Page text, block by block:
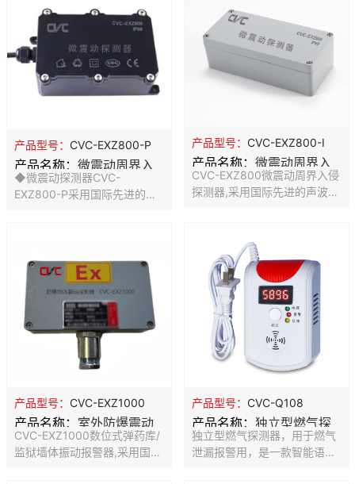
题，测量精度更高，响应速度
更快。
更高，响应速度更快。采用瑞
士进口二代传感器探头，确保
产品优异的测量性能。RS485
信号输出，通信距离最大可达
1200 米（实测）。
产品型号： CVC-EXZ800-P
产品名称： 微震动周界入
侵探测器
◆微震动探测器CVC-
EXZ800-P采用国际先进的声
高出普通产品1倍；同时经过特
殊设计的滤波技术，能更有效
防止打雷、鞭炮及其他干扰因
素的影响，大大降低误报现
象。 ◆扛高压设计，抗严寒和
高温，适应野外复杂环境安
装，稳定可靠，可识别风雨天
砸、钻、撬等被破坏的设备，
（如玻璃、钢板、及钢板所制
造的设备）；专业为周界栅栏
墙体，弹药库墙体，博物馆文
产品型号： CVC-EXZ800-I
产品名称： 微震动周界入
侵报警器
CVC-EXZ800微震动周界入侵
探测器,采用国际先进的声波传
高侦测灵敏度比一般高出1倍,
再经过特别设计的滤波器,彻底
防止打雷、鞭炮及汽车喇叭等
干扰因素,大大降低误报现象。
本产品适用于所有经过震动破
坏的设备,如水泥墙、砖墙、玻
璃、钢板、及铁板所制成的产
品,简而言之, 微震动探测器特
殊的设计, 警报信号可由单一
定时间限制幅度内把多个不同
大小的振动信号累积起来计算,
未达一定幅度的微弱信号将他
去除, 以减少误报产生,只有强
产品型号： CVC-EXZ1000
产品名称： 室外防爆震动
探测器
CVC-EXZ1000数位式弹药库/
监狱墙体振动报警器,采用国际
产品型号： CVC-Q108
产品名称： 独立型燃气探
测器
独立型燃气探测器，用于燃气
泄漏报警用，是一款智能语音